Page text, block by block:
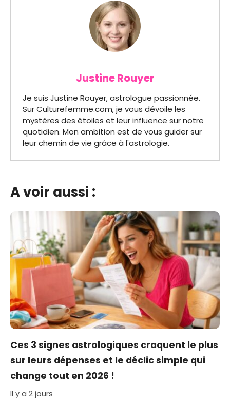
Justine Rouyer
Je suis Justine Rouyer, astrologue passionnée.
Sur Culturefemme.com, je vous dévoile les
mystères des étoiles et leur influence sur notre
quotidien. Mon ambition est de vous guider sur
leur chemin de vie grâce à l'astrologie.
A voir aussi :
Ces 3 signes astrologiques craquent le plus
sur leurs dépenses et le déclic simple qui
change tout en 2026 !
Il y a 2 jours